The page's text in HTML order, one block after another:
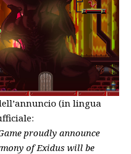
(in lingua
proudly announce
of Exidus will be